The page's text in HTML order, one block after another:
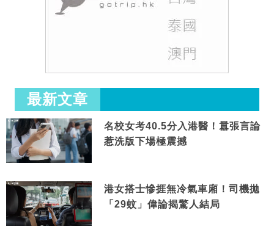
最新文章
名校女考40.5分入港醫！囂張言論
惹洗版下場極震撼
港女搭士慘捱無冷氣車廂！司機拋
「29蚊」偉論揭驚人結局